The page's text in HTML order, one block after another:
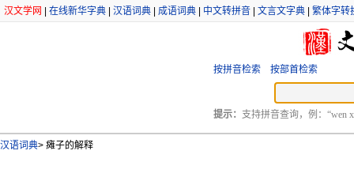
汉文学网 在线新华字典 汉语词典 成语词典 中文转拼音 文言文字典 繁体字转
按拼音检索 按部首检索
提示： 支持拼音查询，例：“wen
汉语词典> 瘫子的解释